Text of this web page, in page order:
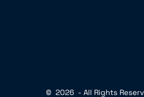
© 2026 - All Rights